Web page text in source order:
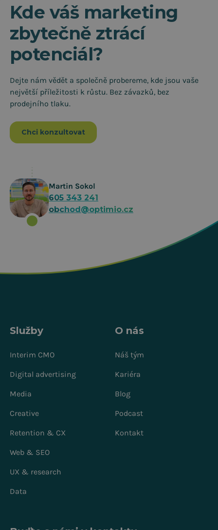
Kde váš marketing
zbytečně ztrácí
potenciál?
Dejte nám vědět a společně probereme, kde jsou vaše
největší příležitosti k růstu. Bez závazků, bez
prodejního tlaku.
Chci konzultovat
Martin Sokol
605 343 241
obchod@optimio.cz
Služby
Interim CMO
Digital advertising
Media
Creative
Retention & CX
Web & SEO
UX & research
Data
O nás
Náš tým
Kariéra
Blog
Podcast
Kontakt